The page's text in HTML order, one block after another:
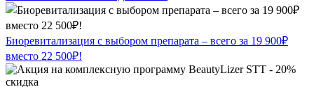
Биоревитализация с выбором препарата – всего за 19 900₽
вместо 22 500₽!